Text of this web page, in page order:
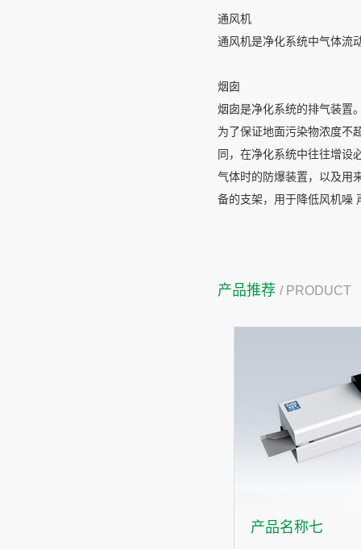
通风机
通风机是净化系统中气体流
烟囱
烟囱是净化系统的排气装置
为了保证地面污染物浓度不
同，在净化系统中往往增设
气体时的防爆装置，以及用
备的支架，用于降低风机噪
产品推荐 / PRODUCT
产品名称七